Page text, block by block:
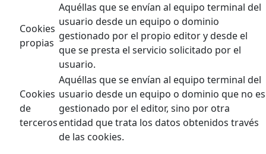
Cookies
propias
Aquéllas que se envían al equipo terminal del
usuario desde un equipo o dominio
gestionado por el propio editor y desde el
que se presta el servicio solicitado por el
usuario.
Cookies
de
terceros
Aquéllas que se envían al equipo terminal del
usuario desde un equipo o dominio que no es
gestionado por el editor, sino por otra
entidad que trata los datos obtenidos través
de las cookies.